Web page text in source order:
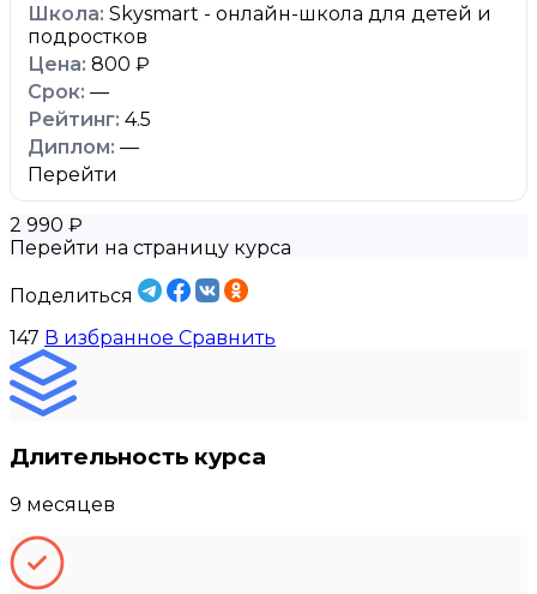
Skysmart - онлайн-школа для детей и
подростков
800 ₽
—
4.5
—
Перейти
2 990 ₽
Перейти на страницу курса
Поделиться
147 В избранное Сравнить
Длительность курса
9 месяцев